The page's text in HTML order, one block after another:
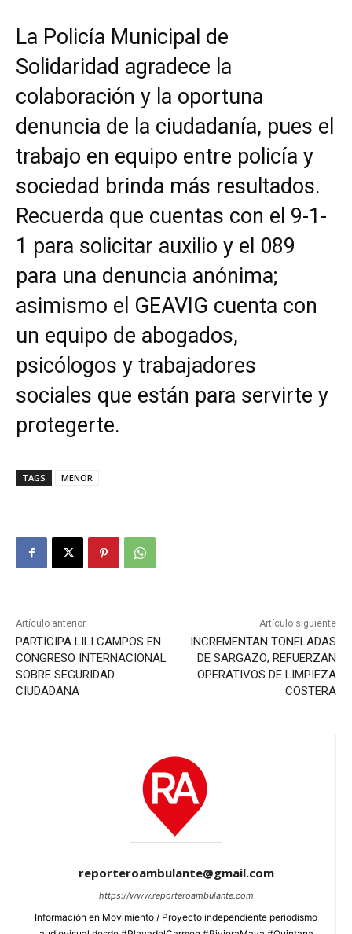
La Policía Municipal de
Solidaridad agradece la
colaboración y la oportuna
denuncia de la ciudadanía, pues el
trabajo en equipo entre policía y
sociedad brinda más resultados.
Recuerda que cuentas con el 9-1-
1 para solicitar auxilio y el 089
para una denuncia anónima;
asimismo el GEAVIG cuenta con
un equipo de abogados,
psicólogos y trabajadores
sociales que están para servirte y
protegerte.
TAGS MENOR
Artículo anterior
PARTICIPA LILI CAMPOS EN
CONGRESO INTERNACIONAL
SOBRE SEGURIDAD
CIUDADANA
Artículo siguiente
INCREMENTAN TONELADAS
DE SARGAZO; REFUERZAN
OPERATIVOS DE LIMPIEZA
COSTERA
reporteroambulante@gmail.com
https://www.reporteroambulante.com
Información en Movimiento / Proyecto independiente periodismo